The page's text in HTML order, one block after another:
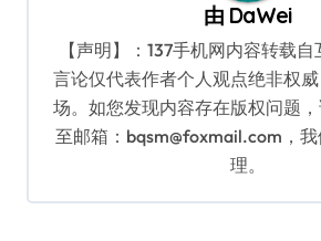
由 DaWei
【声明】：137手机网内容转载
言论仅代表作者个人观点绝非权
场。如您发现内容存在版权问题
至邮箱：bqsm@foxmail.com，
理。